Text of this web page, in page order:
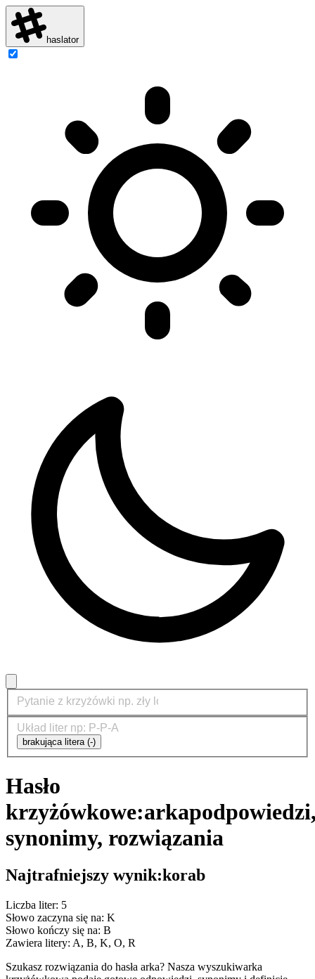
haslator
brakująca litera (-)
Hasło
krzyżówkowe:arka
synonimy, rozwiązania
Najtrafniejszy wynik:korab
Liczba liter: 5
Słowo zaczyna się na: K
Słowo kończy się na: B
Zawiera litery: A, B, K, O, R
Szukasz rozwiązania do hasła arka? Nasza wyszukiwarka